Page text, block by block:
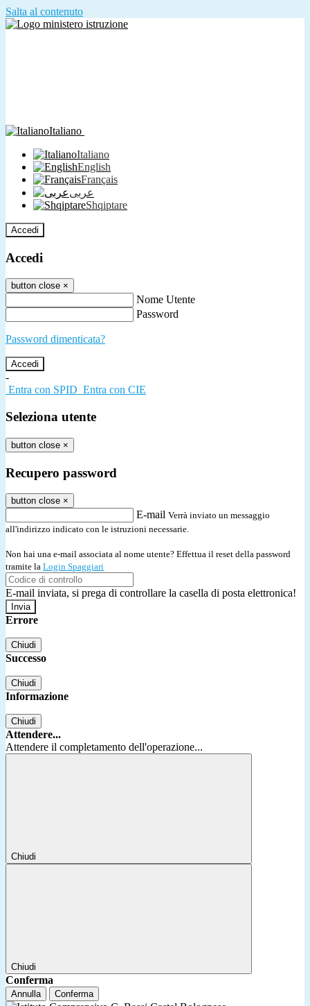
Salta al contenuto
Italiano
Italiano
English
Français
عربى
Shqiptare
Accedi
Accedi
button close ×
Nome Utente
Password
Password dimenticata?
-
Entra con SPID Entra con CIE
Seleziona utente
button close ×
Recupero password
button close ×
E-mail Verrà inviato un messaggio
all'indirizzo indicato con le istruzioni necessarie.
Non hai una e-mail associata al nome utente? Effettua il reset della password
tramite la Login Spaggiari
E-mail inviata, si prega di controllare la casella di posta elettronica!
Errore
Chiudi
Successo
Chiudi
Informazione
Chiudi
Attendere...
Attendere il completamento dell'operazione...
Chiudi
Chiudi
Conferma
Annulla Conferma